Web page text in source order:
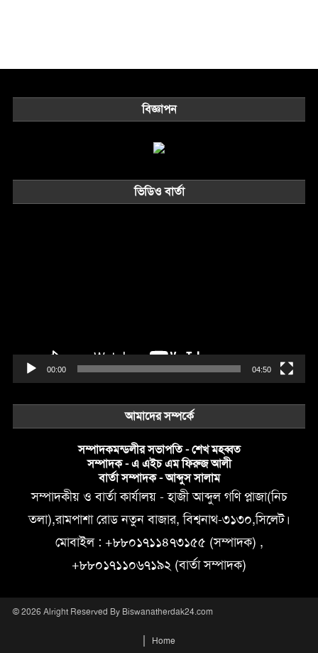
বিজ্ঞাপন
ভিডিও বার্তা
00:00 04:50
আমাদের সম্পর্কে
সম্পাদকমন্ডলীর সভাপতি - শেখ মহব্বত
সম্পাদক - এ এইচ এম ফিরুজ আলী
বার্তা সম্পাদক - আব্দুস সালাম
সম্পাদকীয় ও বার্তা কার্যালয় - হাজী আব্দুল গণি প্লাজা(নিচ
তলা),রামপাশা রোড নতুন বাজার, বিশ্বনাথ-৩১৩০,সিলেট।
মোবাইল : +৮৮০১৭১১৪৭৩১৫৫ (সম্পাদক) ,
+৮৮০১৭১১০৬৭১৯২ (বার্তা সম্পাদক)
© 2026 Alright Reserved By Biswanatherdak24.com
Home